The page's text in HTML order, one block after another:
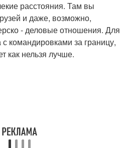
расстояния. Там вы
и даже, возможно,
- деловые отношения. Для
с командировками за границу,
как нельзя лучше.